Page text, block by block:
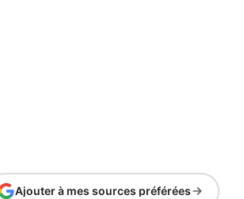
Ajouter à mes sources préférées